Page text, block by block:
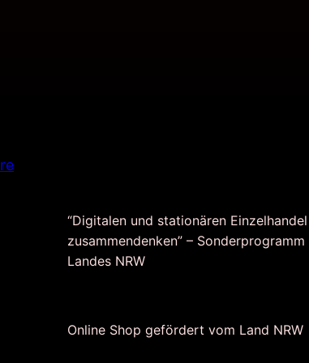
“Digitalen und stationären Einzelhandel
zusammendenken” –
Landes NRW
Online Shop gefördert vom Land NRW